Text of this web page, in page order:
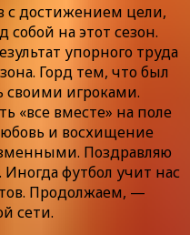
с достижением цели,
на этот сезон.
упорного труда
Горд тем, что был
своими игроками.
«все вместе» на поле
и восхищение
Поздравляю
футбол учит нас
Продолжаем, —
сети.